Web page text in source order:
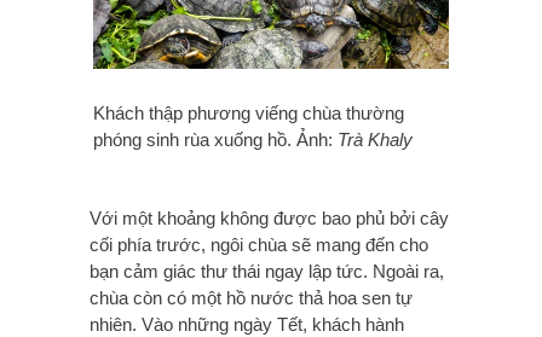
Khách thập phương viếng chùa thường
phóng sinh rùa xuống hồ. Ảnh: Trà Khaly
Với một khoảng không được bao phủ bởi cây
cối phía trước, ngôi chùa sẽ mang đến cho
bạn cảm giác thư thái ngay lập tức. Ngoài ra,
chùa còn có một hồ nước thả hoa sen tự
nhiên. Vào những ngày Tết, khách hành